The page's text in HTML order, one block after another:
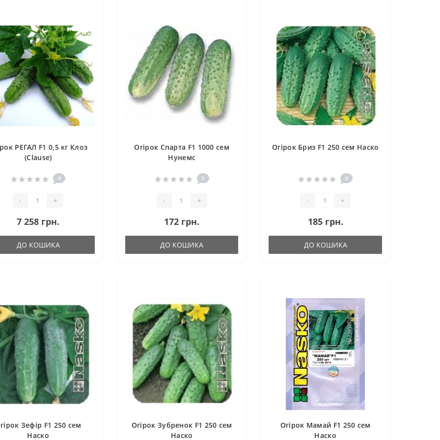
РЕГАЛ F1 0,5 кг Клоз
(Clause)
0
- +
7 258 грн.
ДО КОШИКА
Огірок Спарта F1 1000 сем
Нунемс
0
- +
172 грн.
ДО КОШИКА
Огірок Бриз F1 250 сем Наско
0
- +
185 грн.
ДО КОШИКА
Зефір F1 250 сем
Наско
Огірок Зубренок F1 250 сем
Наско
Огірок Мамай F1 250 сем
Наско